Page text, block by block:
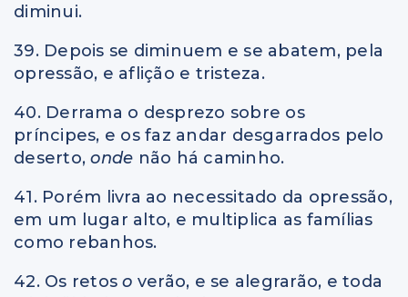
diminui.
39. Depois se diminuem e se abatem, pela
opressão, e aflição e tristeza.
40. Derrama o desprezo sobre os
príncipes, e os faz andar desgarrados pelo
deserto,onde não há caminho.
41. Porém livra ao necessitado da opressão,
em um lugar alto, e multiplica as famílias
como rebanhos.
42. Os retoso verão, e se alegrarão, e toda